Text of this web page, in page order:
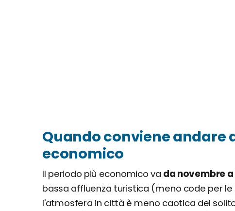
Quando conviene andare
economico
Il periodo più economico va da novembre
bassa affluenza turistica (meno code per
l'atmosfera in città è meno caotica del